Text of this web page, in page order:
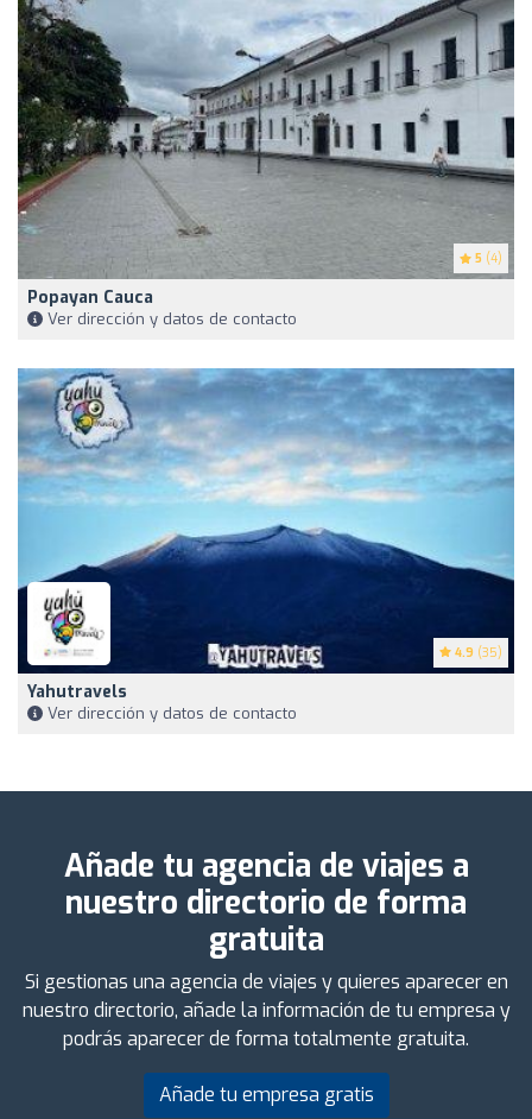
5 (4)
Popayan Cauca
Ver dirección y datos de contacto
4.9 (35)
Yahutravels
Ver dirección y datos de contacto
Añade tu agencia de viajes a
nuestro directorio de forma
gratuita
Si gestionas una agencia de viajes y quieres aparecer en
nuestro directorio, añade la información de tu empresa y
podrás aparecer de forma totalmente gratuita.
Añade tu empresa gratis